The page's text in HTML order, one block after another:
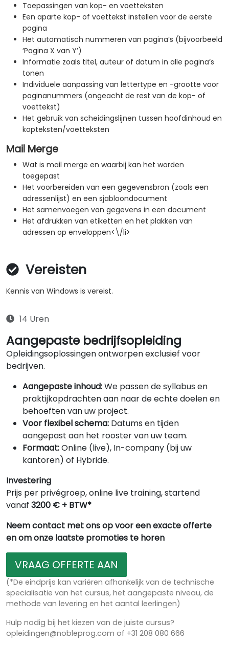
Toepassingen van kop- en voetteksten
Een aparte kop- of voettekst instellen voor de eerste
pagina
Het automatisch nummeren van pagina’s (bijvoorbeeld
‘Pagina X van Y’)
Informatie zoals titel, auteur of datum in alle pagina’s
tonen
Individuele aanpassing van lettertype en -grootte voor
paginanummers (ongeacht de rest van de kop- of
voettekst)
Het gebruik van scheidingslijnen tussen hoofdinhoud en
kopteksten/voetteksten
Mail Merge
Wat is mail merge en waarbij kan het worden
toegepast
Het voorbereiden van een gegevensbron (zoals een
adressenlijst) en een sjabloondocument
Het samenvoegen van gegevens in een document
Het afdrukken van etiketten en het plakken van
adressen op enveloppen<\/li>
Vereisten
Kennis van Windows is vereist.
14 Uren
Aangepaste bedrijfsopleiding
Opleidingsoplossingen ontworpen exclusief voor
bedrijven.
Aangepaste inhoud:We passen de syllabus en
praktijkopdrachten aan naar de echte doelen en
behoeften van uw project.
Voor flexibel schema: Datums en tijden
aangepast aan het rooster van uw team.
Formaat:Online (live), In-company (bij uw
kantoren) of Hybride.
Investering
Prijs per privégroep, online live training, startend
vanaf 3200 € + BTW*
Neem contact met ons op voor een exacte offerte
en om onze laatste promoties te horen
VRAAG OFFERTE AAN
(*De eindprijs kan variëren afhankelijk van de technische
specialisatie van het cursus, het aangepaste niveau, de
methode van levering en het aantal leerlingen)
Hulp nodig bij het kiezen van de juiste cursus?
opleidingen@nobleprog.com of +31 208 080 666